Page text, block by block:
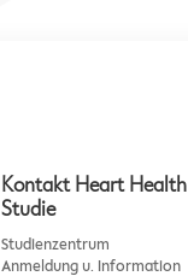
Kontakt Heart Health
Studie
Studienzentrum
Anmeldung u. Information